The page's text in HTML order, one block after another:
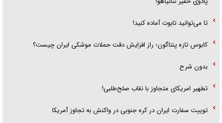
تا می‌توانید تابوت آماده کنید!
کابوس تازه پنتاگون؛ راز افزایش دقت حملات موشکی ایران چیست؟
بدون شرح
تطهیر امریکای متجاوز با نقاب صلح‌طلبی!
توییت سفارت ایران در کره جنوبی در واکنش به تجاوز آمریکا